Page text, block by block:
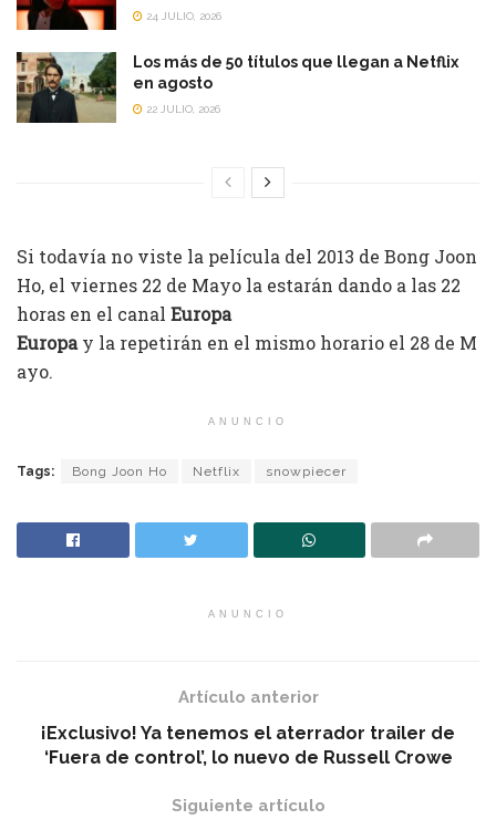
24 JULIO, 2026
Los más de 50 títulos que llegan a Netflix
en agosto
22 JULIO, 2026
Si todavía no viste la película del 2013 de Bong Joon
Ho, el viernes 22 de Mayo la estarán dando a las 22
horas en el canal Europa
Europay la repetirán en el mismo horario el 28 de M
ayo.
ANUNCIO
Tags: Bong Joon Ho Netflix snowpiecer
ANUNCIO
Artículo anterior
¡Exclusivo! Ya tenemos el aterrador trailer de
‘Fuera de control’, lo nuevo de Russell Crowe
Siguiente artículo